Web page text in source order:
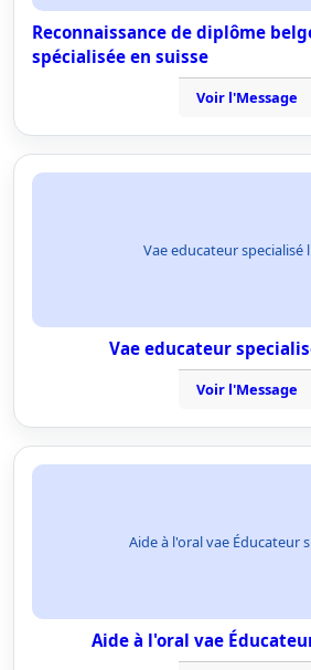
Reconnaissance de diplôme
spécialisée en suisse
Voir l'Message
Vae educateur specialisé
Vae educateur
Voir l'Message
Aide à l'oral vae Éducateur
Aide à l'oral vae